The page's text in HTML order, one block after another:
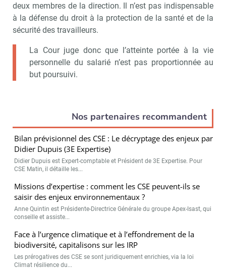
deux membres de la direction. Il n’est pas indispensable
à la défense du droit à la protection de la santé et de la
sécurité des travailleurs.
La Cour juge donc que l’atteinte portée à la vie
personnelle du salarié n’est pas proportionnée au
but poursuivi.
Nos partenaires recommandent
Bilan prévisionnel des CSE : Le décryptage des enjeux par
Didier Dupuis (3E Expertise)
Didier Dupuis est Expert-comptable et Président de 3E Expertise. Pour
CSE Matin, il détaille les...
Missions d’expertise : comment les CSE peuvent-ils se
saisir des enjeux environnementaux ?
Anne Quintin est Présidente-Directrice Générale du groupe Apex-Isast, qui
conseille et assiste...
Face à l’urgence climatique et à l’effondrement de la
biodiversité, capitalisons sur les IRP
Les prérogatives des CSE se sont juridiquement enrichies, via la loi
Climat résilience du...